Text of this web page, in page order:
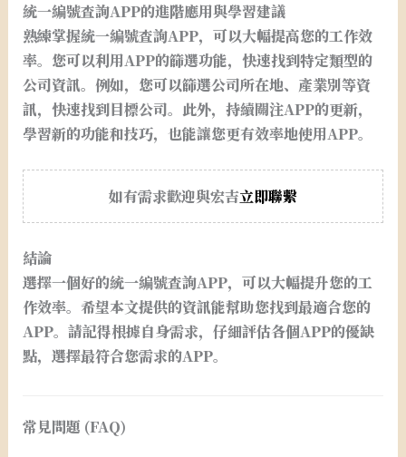
統一編號查詢APP的進階應用與學習建議
熟練掌握統一編號查詢APP，可以大幅提高您的工作效
率。您可以利用APP的篩選功能，快速找到特定類型的
公司資訊。例如，您可以篩選公司所在地、產業別等資
訊，快速找到目標公司。此外，持續關注APP的更新，
學習新的功能和技巧，也能讓您更有效率地使用APP。
如有需求歡迎與宏吉立即聯繫
結論
選擇一個好的統一編號查詢APP，可以大幅提升您的工
作效率。希望本文提供的資訊能幫助您找到最適合您的
APP。請記得根據自身需求，仔細評估各個APP的優缺
點，選擇最符合您需求的APP。
常見問題 (FAQ)